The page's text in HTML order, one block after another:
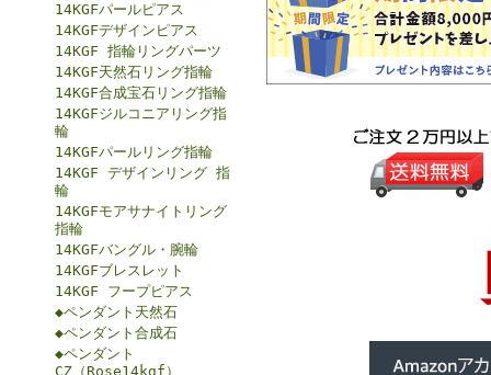
14KGFパールピアス
14KGFデザインピアス
14KGF 指輪リングパーツ
14KGF天然石リング指輪
14KGF合成宝石リング指輪
14KGFジルコニアリング指
輪
14KGFパールリング指輪
14KGF デザインリング 指
輪
14KGFモアサナイトリング
指輪
14KGFバングル・腕輪
14KGFブレスレット
14KGF フープピアス
◆ペンダント天然石
◆ペンダント合成石
◆ペンダント
CZ（Rose14kgf）